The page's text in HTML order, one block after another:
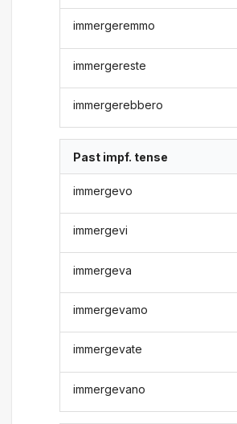
immergeremmo
immergereste
immergerebbero
Past impf. tense
immergevo
immergevi
immergeva
immergevamo
immergevate
immergevano